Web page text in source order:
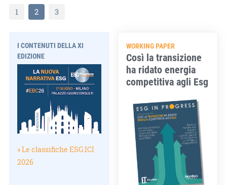
1 2 3
I CONTENUTI DELLA XI
EDIZIONE
» Le classifiche ESG.ICI
2026
WORKING PAPER
Così la transizione
ha ridato energia
competitiva agli Esg